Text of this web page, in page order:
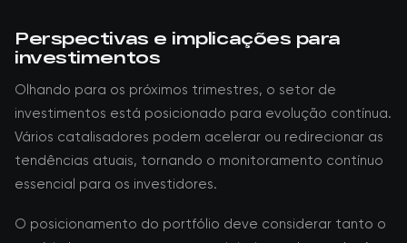
Perspectivas e implicações para
investimentos
Olhando para os próximos trimestres, o setor de
investimentos está posicionado para evolução contínua.
Vários catalisadores podem acelerar ou redirecionar as
tendências atuais, tornando o monitoramento contínuo
essencial para os investidores.
O posicionamento do portfólio deve considerar tanto o